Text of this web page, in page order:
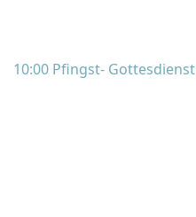
10:00 Pfingst- Gottesdienst